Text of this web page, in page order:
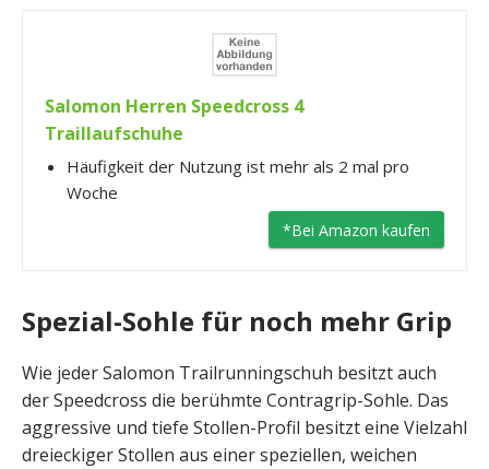
Salomon Herren Speedcross 4
Traillaufschuhe
Häufigkeit der Nutzung ist mehr als 2 mal pro
Woche
*Bei Amazon kaufen
Spezial-Sohle für noch mehr Grip
Wie jeder Salomon Trailrunningschuh besitzt auch
der Speedcross die berühmte Contragrip-Sohle. Das
aggressive und tiefe Stollen-Profil besitzt eine Vielzahl
dreieckiger Stollen aus einer speziellen, weichen